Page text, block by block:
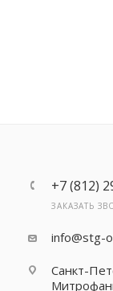
+7 (812)
ЗАКАЗАТЬ
info@stg-
Санкт-